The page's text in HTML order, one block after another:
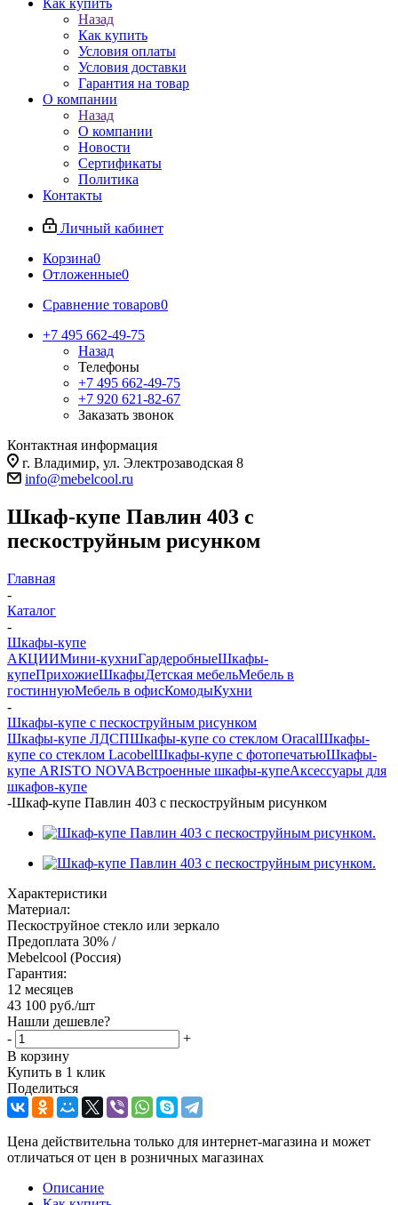
Как купить
Назад
Как купить
Условия оплаты
Условия доставки
Гарантия на товар
О компании
Назад
О компании
Новости
Сертификаты
Политика
Контакты
Личный кабинет
Корзина0
Отложенные0
Сравнение товаров0
+7 495 662-49-75
Назад
Телефоны
+7 495 662-49-75
+7 920 621-82-67
Заказать звонок
Контактная информация
г. Владимир, ул. Электрозаводская 8
info@mebelcool.ru
Шкаф-купе Павлин 403 с
пескоструйным рисунком
Главная
-
Каталог
-
Шкафы-купе
АКЦИИМини-кухниГардеробныеШкафы-
купеПрихожиеШкафыДетская мебельМебель в
гостиннуюМебель в офисКомодыКухни
-
Шкафы-купе с пескоструйным рисунком
Шкафы-купе ЛДСПШкафы-купе со стеклом OracalШкафы-
купе со стеклом LacobelШкафы-купе с фотопечатьюШкафы-
купе ARISTO NOVAВстроенные шкафы-купеАксессуары для
шкафов-купе
-Шкаф-купе Павлин 403 с пескоструйным рисунком
Характеристики
Материал:
Пескоструйное стекло или зеркало
Предоплата 30% /
Mebelcool (Россия)
Гарантия:
12 месяцев
43 100 руб./шт
Нашли дешевле?
-
+
В корзину
Купить в 1 клик
Поделиться
Цена действительна только для интернет-магазина и может
отличаться от цен в розничных магазинах
Описание